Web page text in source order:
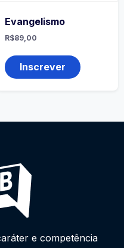
Evangelismo
R$89,00
Inscrever
e competência